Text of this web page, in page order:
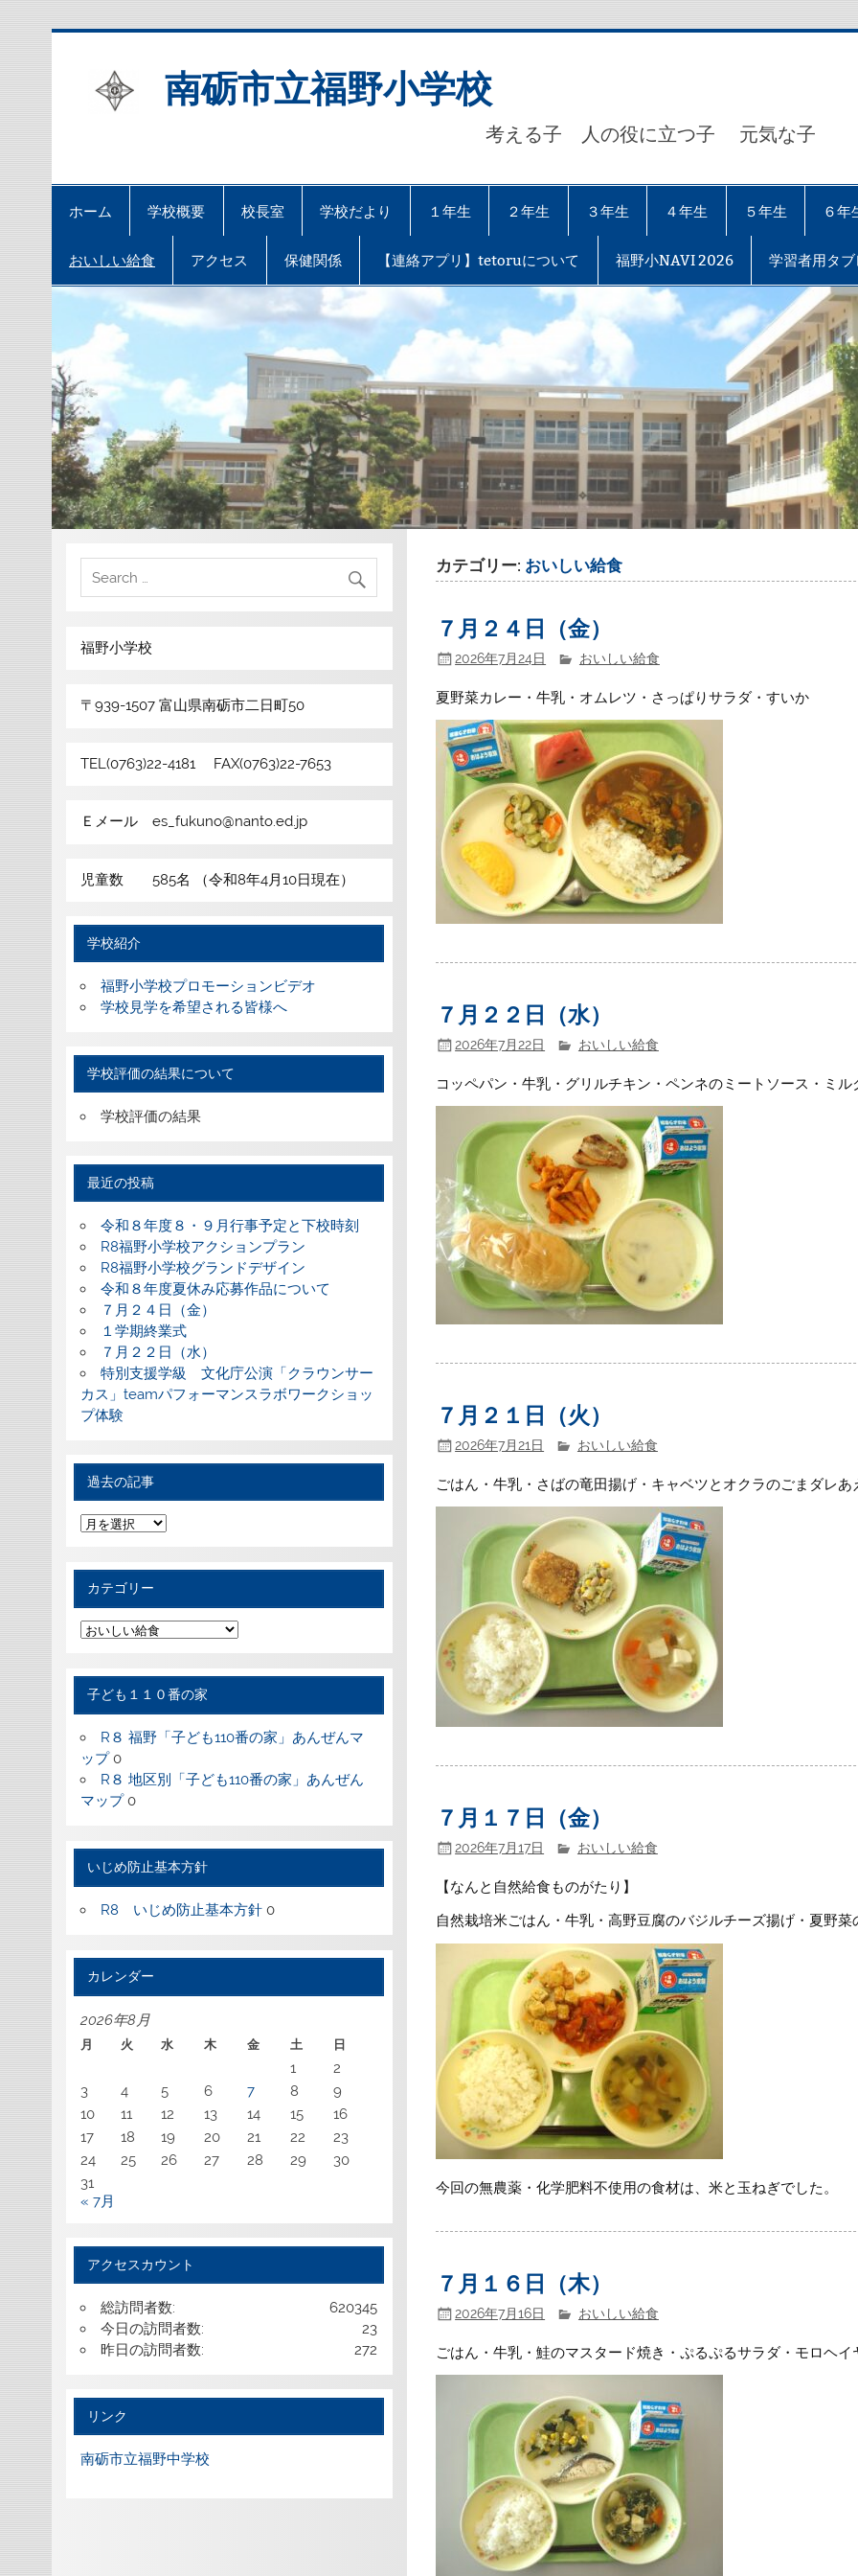
南砺市立福野小学校
考える子 人の役に立つ子 元気な子 【
ホーム 学校概要 校長室 学校だより １年生 ２年生 ３年生 ４年生 ５年生 ６年
おいしい給食 アクセス 保健関係 【連絡アプリ】tetoruについて 福野小NAVI 2026 学習者用タ
カテゴリー: おいしい給食
７月２４日（金）
2026年7月24日 おいしい給食
夏野菜カレー・牛乳・オムレツ・さっぱりサラダ・すいか
７月２２日（水）
2026年7月22日 おいしい給食
コッペパン・牛乳・グリルチキン・ペンネのミートソース・ミル
７月２１日（火）
2026年7月21日 おいしい給食
ごはん・牛乳・さばの竜田揚げ・キャベツとオクラのごまダレ
７月１７日（金）
2026年7月17日 おいしい給食
【なんと自然給食ものがたり】
自然栽培米ごはん・牛乳・高野豆腐のバジルチーズ揚げ・夏野
今回の無農薬・化学肥料不使用の食材は、米と玉ねぎでした。
７月１６日（木）
2026年7月16日 おいしい給食
ごはん・牛乳・鮭のマスタード焼き・ぷるぷるサラダ・モロヘイ
福野小学校
〒939-1507 富山県南砺市二日町50
TEL(0763)22-4181 FAX(0763)22-7653
Ｅメール es_fukuno@nanto.ed.jp
児童数 585名 （令和8年4月10日現在）
学校紹介
福野小学校プロモーションビデオ
学校見学を希望される皆様へ
学校評価の結果について
学校評価の結果
最近の投稿
令和８年度８・９月行事予定と下校時刻
R8福野小学校アクションプラン
R8福野小学校グランドデザイン
令和８年度夏休み応募作品について
７月２４日（金）
１学期終業式
７月２２日（水）
特別支援学級 文化庁公演「クラウンサー
カス」teamパフォーマンスラボワークショッ
プ体験
過去の記事
過
去
カテゴリー
カ
テ
子ども１１０番の家
R８ 福野「子ども110番の家」あんぜんマ
ップ0
R８ 地区別「子ども110番の家」あんぜん
マップ0
いじめ防止基本方針
R8 いじめ防止基本方針 0
カレンダー
2026年8月
月 火 水 木 金 土 日
1
2
3
4 5 6 7 8
9
10
11 12 13 14 15
16
17
18 19 20 21 22
23
24
25 26 27 28 29
30
31
« 7月
アクセスカウント
620345
総訪問者数:
23
今日の訪問者数:
272
昨日の訪問者数:
リンク
南砺市立福野中学校